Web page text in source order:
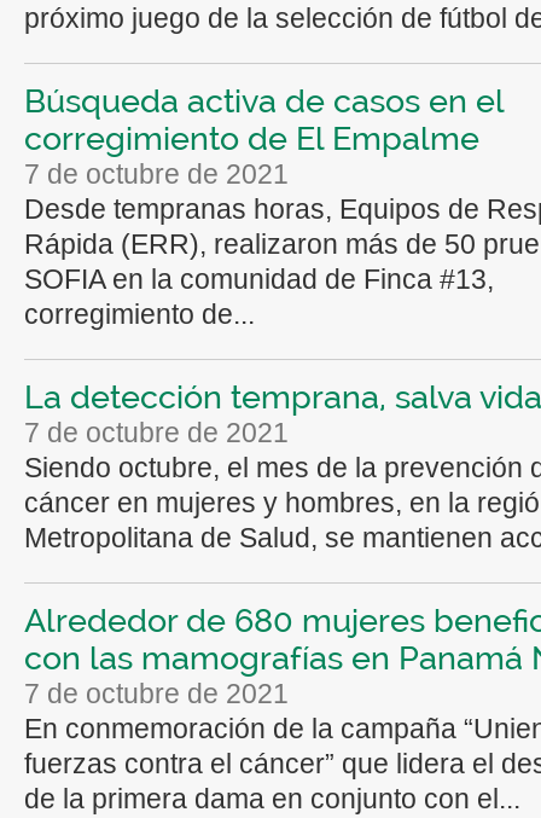
próximo juego de la selección de fútbol
Búsqueda activa de casos en el
corregimiento de El Empalme
7 de octubre de 2021
Desde tempranas horas, Equipos de
Rápida (ERR), realizaron más de 50
SOFIA en la comunidad de Finca #13,
corregimiento de...
La detección temprana, salva
7 de octubre de 2021
Siendo octubre, el mes de la prevención
cáncer en mujeres y hombres, en la
Metropolitana de Salud, se mantienen
Alrededor de 680 mujeres
con las mamografías en Panamá
7 de octubre de 2021
En conmemoración de la campaña
fuerzas contra el cáncer” que lidera el
de la primera dama en conjunto con el...